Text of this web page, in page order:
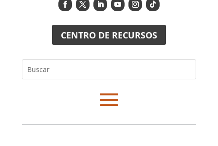
CENTRO DE RECURSOS
Buscar